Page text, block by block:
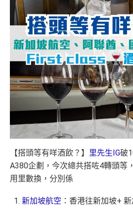
【搭頭等有咩酒飲？】 里先生IG破
A380企劃，今次總共搭咗4轉頭等
用里數換，分別係
新加坡航空 ：香港往新加坡+